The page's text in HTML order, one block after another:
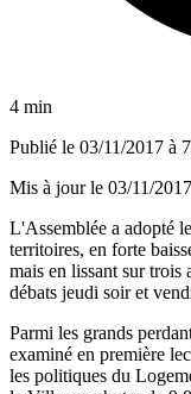
4 min
Publié le 03/11/2017 à
Mis à jour le 03/11/
L'Assemblée a adopté
territoires, en forte
mais en lissant sur trois
débats jeudi soir et
Parmi les grands
examiné en première
les politiques du